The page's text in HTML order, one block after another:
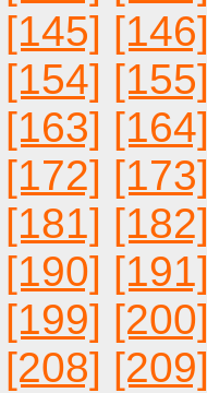
[145] [146]
[154] [155]
[163] [164]
[172] [173]
[181] [182]
[190] [191]
[199] [200]
[208] [209]